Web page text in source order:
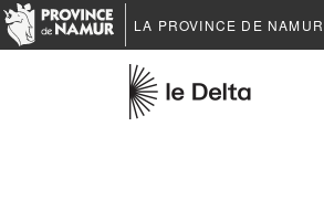
LA PROVINCE DE NAMUR